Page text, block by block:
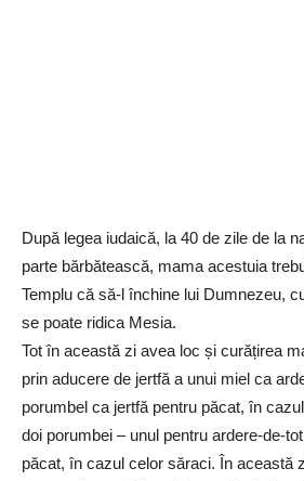
După legea iudaică, la 40 de zile de la
parte bărbătească, mama acestuia
Templu că să-l închine lui Dumnezeu,
se poate ridica Mesia.
Tot în această zi avea loc și curățirea
prin aducere de jertfă a unui miel ca
porumbel ca jertfă pentru păcat, în
doi porumbei – unul pentru ardere-de-
păcat, în cazul celor săraci. În această